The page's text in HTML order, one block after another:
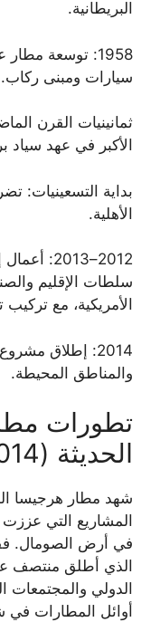
البريطانية.
1958: توسعة
سيارات ومبنى ركاب.
ثمانينيات القرن
الأكبر في عهد سياد
بداية التسعينيات:
الأهلية.
سلطات الإقليم
الأمريكية، مع
2014: إطلاق
والمناطق المحيطة.
تطورات
الحديثة (2014 – 2025)
المشاريع التي
في أرض الصومال.
الدولي والمجتمعات
أوائل المطارات في